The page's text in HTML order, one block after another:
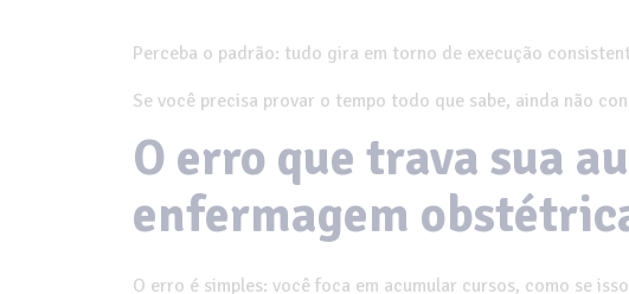
Perceba o padrão: tudo gira em torno de execução
Se você precisa provar o tempo todo que sabe, ainda não
O erro que trava sua
enfermagem
O erro é simples: você foca em acumular cursos, como se